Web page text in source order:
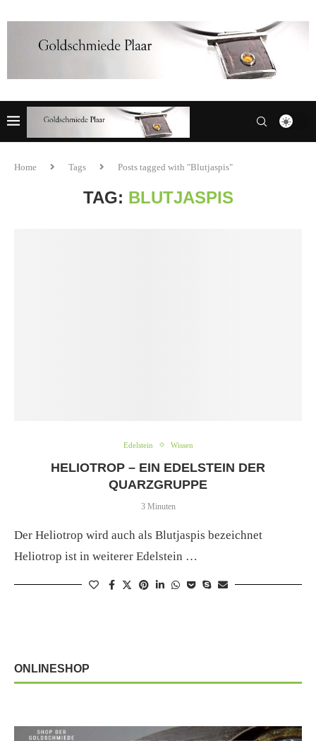
Home Tags Posts tagged with "Blutjaspis"
TAG: BLUTJASPIS
Edelstein Wissen
HELIOTROP – EIN EDELSTEIN DER
QUARZGRUPPE
3 Minuten
Der Heliotrop wird auch als Blutjaspis bezeichnet
Heliotrop ist in weiterer Edelstein …
ONLINESHOP